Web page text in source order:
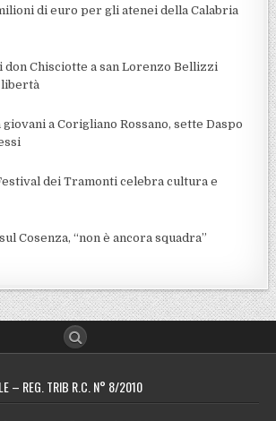
di euro per gli atenei della Calabria
don Chisciotte a san Lorenzo Bellizzi
libertà
a Corigliano Rossano, sette Daspo
dei Tramonti celebra cultura e
Cosenza, “non è ancora squadra”
– REG. TRIB R.C. N° 8/2010